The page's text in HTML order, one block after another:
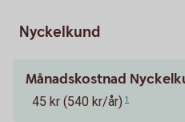
Nyckelkund
Månadskostnad
45 kr (540 kr/år) 1